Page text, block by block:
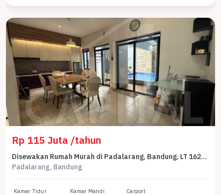
Rp 115 Juta /tahun
Disewakan Rumah Murah di Padalarang, Bandung, LT 162m²
Padalarang, Bandung
Kamar Tidur Kamar Mandi Carport